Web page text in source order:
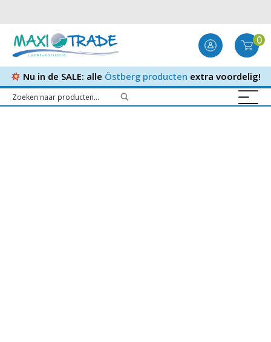
0
Nu in de SALE: alle Östberg producten extra voordelig!